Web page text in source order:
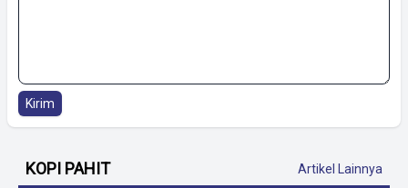
Kirim
KOPI PAHIT Artikel Lainnya